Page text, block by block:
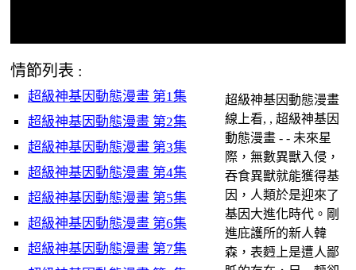
情節列表 :
超級神基因動態漫畫 第1集
超級神基因動態漫畫 第2集
超級神基因動態漫畫 第3集
超級神基因動態漫畫 第4集
超級神基因動態漫畫 第5集
超級神基因動態漫畫 第6集
超級神基因動態漫畫 第7集
超級神基因動態漫畫
線上看, , 超級神基因
動態漫畫 - - 未來星
際，無數異獸入侵，
吞食異獸就能獲得基
因，人類於是迎來了
基因大進化時代。剛
進庇護所的新人韓
森，表麪上是遭人鄙